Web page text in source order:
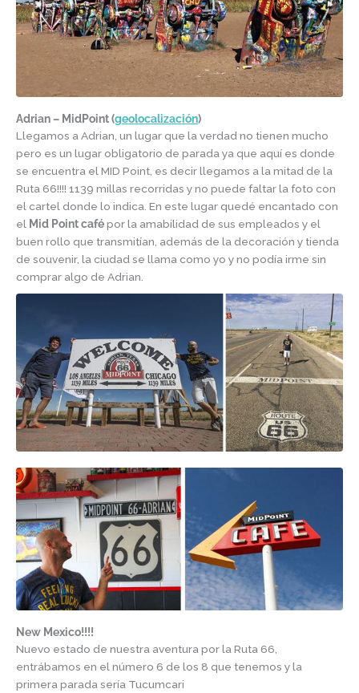
Adrian – MidPoint(geolocalización)
Llegamos a Adrian, un lugar que la verdad no tienen mucho
pero es un lugar obligatorio de parada ya que aquí es donde
se encuentra el MID Point, es decir llegamos a la mitad de la
Ruta 66!!!! 1139 millas recorridas y no puede faltar la foto con
el cartel donde lo indica. En este lugar quedé encantado con
el Mid Point cafépor la amabilidad de sus empleados y el
buen rollo que transmitían, además de la decoración y tienda
de souvenir, la ciudad se llama como yo y no podía irme sin
comprar algo de Adrian.
New Mexico!!!!
Nuevo estado de nuestra aventura por la Ruta 66,
entrábamos en el número 6 de los 8 que tenemos y la
primera parada sería Tucumcari